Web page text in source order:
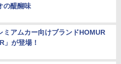
の醍醐味
ミアムカー向けブランドHOMUR
」が登場！